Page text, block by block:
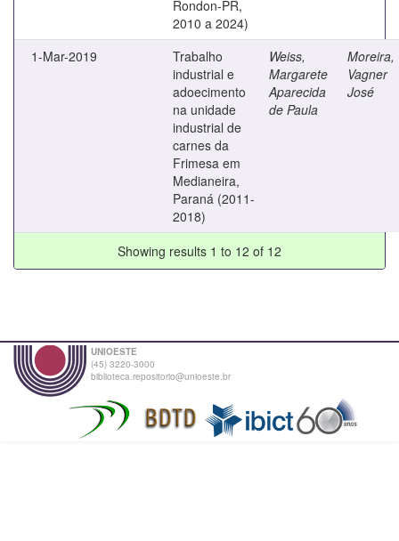
Rondon-PR,
2010 a 2024)
1-Mar-2019
Trabalho
industrial e
adoecimento
na unidade
industrial de
carnes da
Frimesa em
Medianeira,
Paraná (2011-
2018)
Weiss,
Margarete
Aparecida
de Paula
Moreira,
Vagner
José
Showing results 1 to 12 of 12
UNIOESTE
(45) 3220-3000
biblioteca.repositorio@unioeste.br